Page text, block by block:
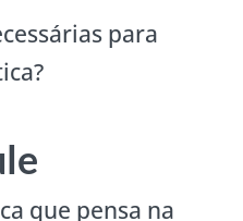
para
que pensa na